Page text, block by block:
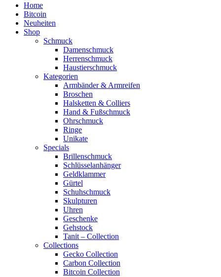
Home
Bitcoin
Neuheiten
Shop
Schmuck
Damenschmuck
Herrenschmuck
Haustierschmuck
Kategorien
Armbänder & Armreifen
Broschen
Halsketten & Colliers
Hand & Fußschmuck
Ohrschmuck
Ringe
Unikate
Specials
Brillenschmuck
Schlüsselanhänger
Geldklammer
Gürtel
Schuhschmuck
Skulpturen
Uhren
Geschenke
Gehstock
Tanit – Collection
Collections
Gecko Collection
Carbon Collection
Bitcoin Collection